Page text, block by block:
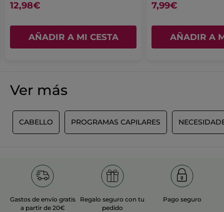
12,98€
AÑADIR A MI CESTA
7,99€
AÑADIR A
Ver más
CABELLO PROGRAMAS CAPILARES
Gastos de envío gratis
a partir de 20€
Regalo seguro con tu
pedido
Pago seguro